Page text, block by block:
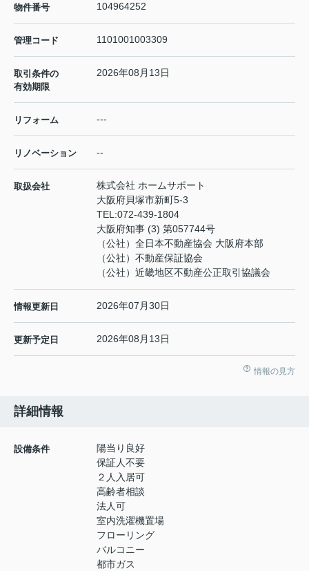
物件番号 104964252
管理コード 1101001003309
取引条件の
有効期限
2026年08月13日
リフォーム ---
リノベーション --
取扱会社
株式会社 ホームサポート
大阪府貝塚市新町5-3
TEL:072-439-1804
大阪府知事 (3) 第057744号
（公社）全日本不動産協会 大阪府本部
（公社）不動産保証協会
（公社）近畿地区不動産公正取引協議会
情報更新日 2026年07月30日
更新予定日 2026年08月13日
情報の見方
詳細情報
設備条件
陽当り良好
保証人不要
２人入居可
高齢者相談
法人可
室内洗濯機置場
フローリング
バルコニー
都市ガス